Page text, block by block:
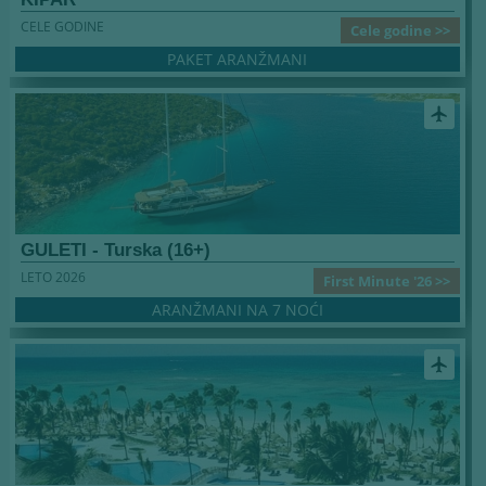
Cele godine >>
CELE GODINE
PAKET ARANŽMANI
airplanemode_active
GULETI - Turska (16+)
First Minute '26 >>
LETO 2026
ARANŽMANI NA 7 NOĆI
airplanemode_active